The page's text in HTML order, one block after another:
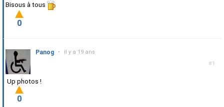
Bisous à tous
0
#1
Panog • il y a 19 ans
Up photos !
0